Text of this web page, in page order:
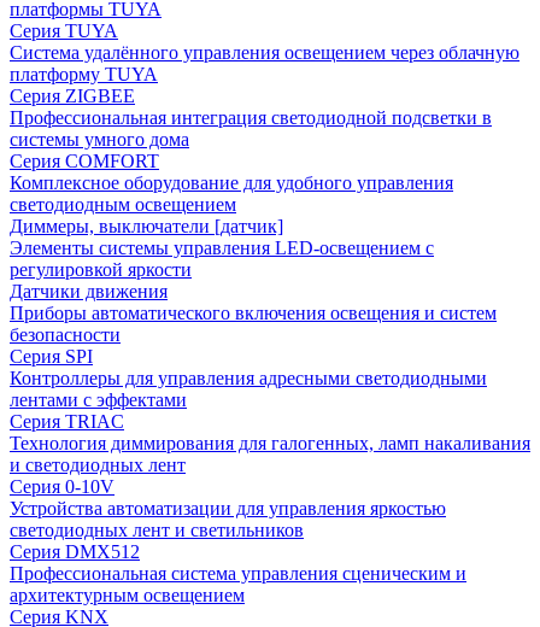
платформы TUYA
Серия TUYA
Система удалённого управления освещением через облачную
платформу TUYA
Серия ZIGBEE
Профессиональная интеграция светодиодной подсветки в
системы умного дома
Серия COMFORT
Комплексное оборудование для удобного управления
светодиодным освещением
Диммеры, выключатели [датчик]
Элементы системы управления LED-освещением с
регулировкой яркости
Датчики движения
Приборы автоматического включения освещения и систем
безопасности
Серия SPI
Контроллеры для управления адресными светодиодными
лентами с эффектами
Серия TRIAC
Технология диммирования для галогенных, ламп накаливания
и светодиодных лент
Серия 0-10V
Устройства автоматизации для управления яркостью
светодиодных лент и светильников
Серия DMX512
Профессиональная система управления сценическим и
архитектурным освещением
Серия KNX